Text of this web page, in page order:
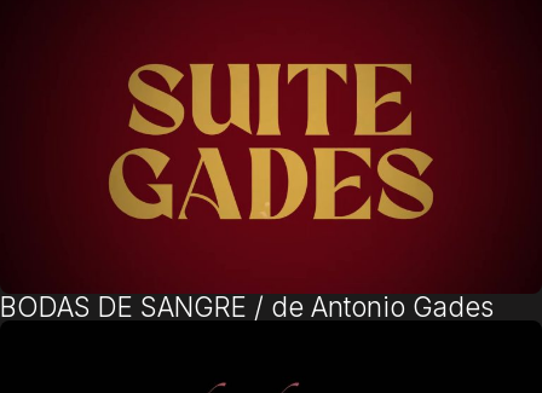
BODAS DE SANGRE / de Antonio Gades